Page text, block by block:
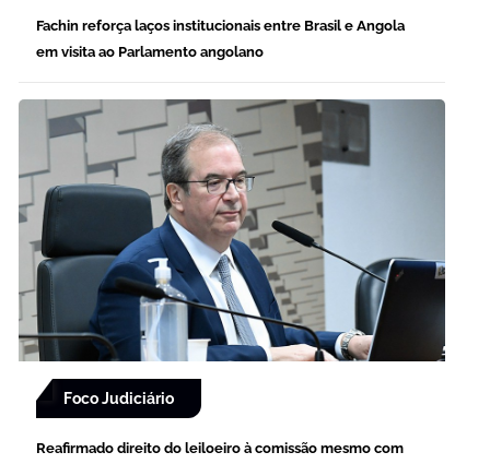
Fachin reforça laços institucionais entre Brasil e Angola
em visita ao Parlamento angolano
Foco Judiciário
Reafirmado direito do leiloeiro à comissão mesmo com